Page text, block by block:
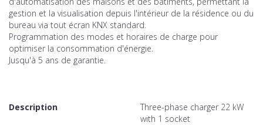
gestion et la visualisation depuis l'intérieur de la résidence ou du
bureau via tout écran KNX standard.
Programmation des modes et horaires de charge pour
optimiser la consommation d'énergie.
Jusqu'à 5 ans de garantie.
Description
Three-phase charger 22 kW
with 1 socket